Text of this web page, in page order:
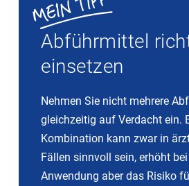
Abführmittel
einsetzen
Nehmen Sie nicht mehrere
gleichzeitig auf Verdacht ein.
Kombination kann zwar in
Fällen sinnvoll sein, erhöht
Anwendung aber das Risiko